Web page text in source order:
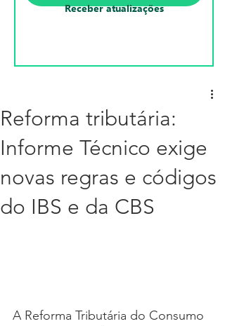
Receber atualizações
Reforma tributária:
Informe Técnico exige
novas regras e códigos
do IBS e da CBS
A Reforma Tributária do Consumo